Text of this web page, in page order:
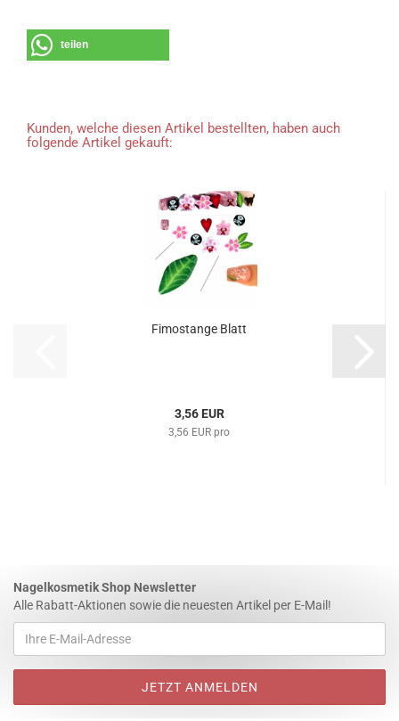
teilen
Kunden, welche diesen Artikel bestellten, haben auch
folgende Artikel gekauft:
Fimostange Blatt
3,56 EUR
3,56 EUR pro
Nagelkosmetik Shop Newsletter
Alle Rabatt-Aktionen sowie die neuesten Artikel per E-Mail!